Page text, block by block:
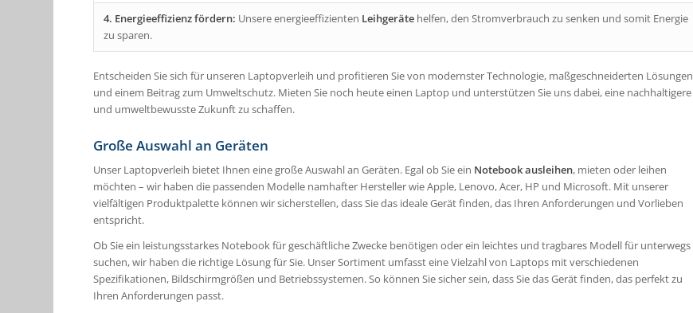
4. Energieeffizienz fördern: Unsere energieeffizienten Leihgeräte helfen, den Stromverbrauch zu senken und somit Energie
zu sparen.
Entscheiden Sie sich für unseren Laptopverleih und profitieren Sie von modernster Technologie, maßgeschneiderten Lösungen
und einem Beitrag zum Umweltschutz. Mieten Sie noch heute einen Laptop und unterstützen Sie uns dabei, eine nachhaltigere
und umweltbewusste Zukunft zu schaffen.
Große Auswahl an Geräten
Unser Laptopverleih bietet Ihnen eine große Auswahl an Geräten. Egal ob Sie ein Notebook ausleihen, mieten oder leihen
möchten – wir haben die passenden Modelle namhafter Hersteller wie Apple, Lenovo, Acer, HP und Microsoft. Mit unserer
vielfältigen Produktpalette können wir sicherstellen, dass Sie das ideale Gerät finden, das Ihren Anforderungen und Vorlieben
entspricht.
Ob Sie ein leistungsstarkes Notebook für geschäftliche Zwecke benötigen oder ein leichtes und tragbares Modell für unterwegs
suchen, wir haben die richtige Lösung für Sie. Unser Sortiment umfasst eine Vielzahl von Laptops mit verschiedenen
Spezifikationen, Bildschirmgrößen und Betriebssystemen. So können Sie sicher sein, dass Sie das Gerät finden, das perfekt zu
Ihren Anforderungen passt.